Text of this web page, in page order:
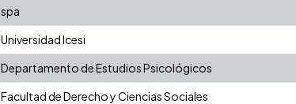
spa
Universidad Icesi
Departamento de Estudios Psicológicos
Facultad de Derecho y Ciencias Sociales